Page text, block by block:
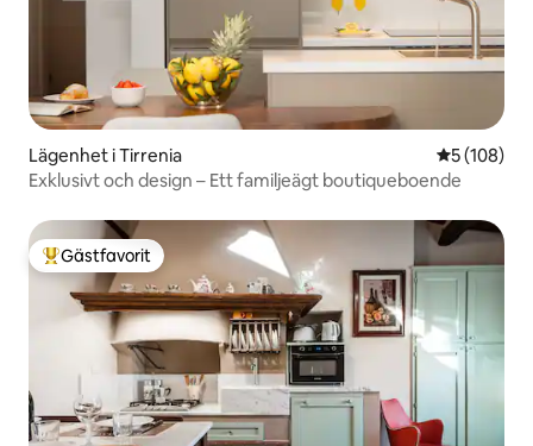
Lägenhet i Tirrenia 5 av 5 i
5 (108)
Exklusivt och design – Ett familjeägt boutiqueboende
Populär gästfavorit
Gästfavorit